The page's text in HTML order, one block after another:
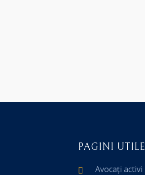
PAGINI UTILE
Avocați activi